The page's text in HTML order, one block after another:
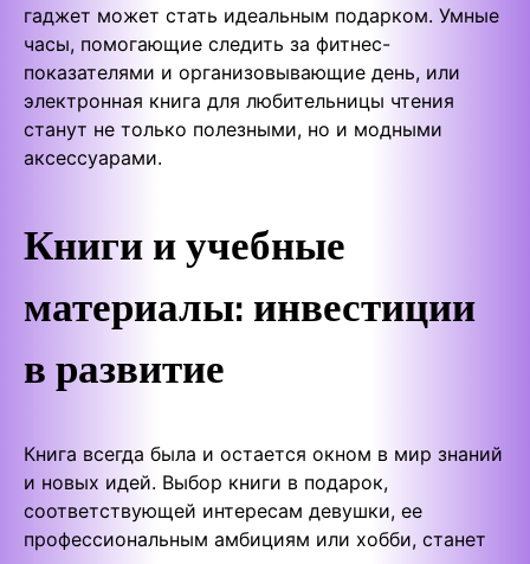
гаджет может стать идеальным подарком. Умные
часы, помогающие следить за фитнес-
показателями и организовывающие день, или
электронная книга для любительницы чтения
станут не только полезными, но и модными
аксессуарами.
Книги и учебные
материалы: инвестиции
в развитие
Книга всегда была и остается окном в мир знаний
и новых идей. Выбор книги в подарок,
соответствующей интересам девушки, ее
профессиональным амбициям или хобби, станет